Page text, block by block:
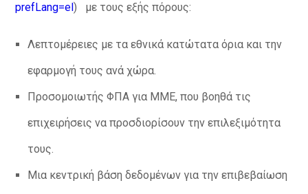
prefLang=el) με τους εξής πόρους:
Λεπτομέρειες με τα εθνικά κατώτατα όρια και την
εφαρμογή τους ανά χώρα.
Προσομοιωτής ΦΠΑ για ΜΜΕ, που βοηθά τις
επιχειρήσεις να προσδιορίσουν την επιλεξιμότητα
τους.
Μια κεντρική βάση δεδομένων για την επιβεβαίωση